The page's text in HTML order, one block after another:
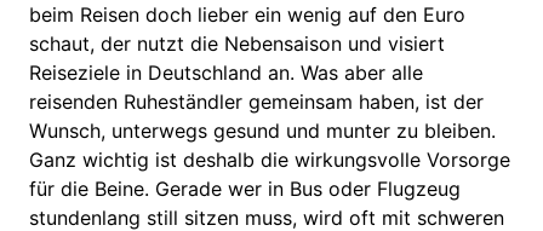
beim Reisen doch lieber ein wenig auf den Euro
schaut, der nutzt die Nebensaison und visiert
Reiseziele in Deutschland an. Was aber alle
reisenden Ruheständler gemeinsam haben, ist der
Wunsch, unterwegs gesund und munter zu bleiben.
Ganz wichtig ist deshalb die wirkungsvolle Vorsorge
für die Beine. Gerade wer in Bus oder Flugzeug
stundenlang still sitzen muss, wird oft mit schweren